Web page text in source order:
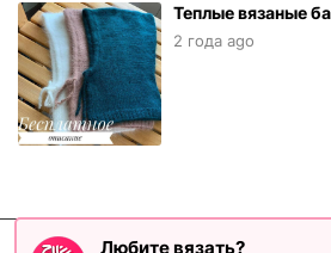
Теплые вязаные
2 года ago
Любите вязать?